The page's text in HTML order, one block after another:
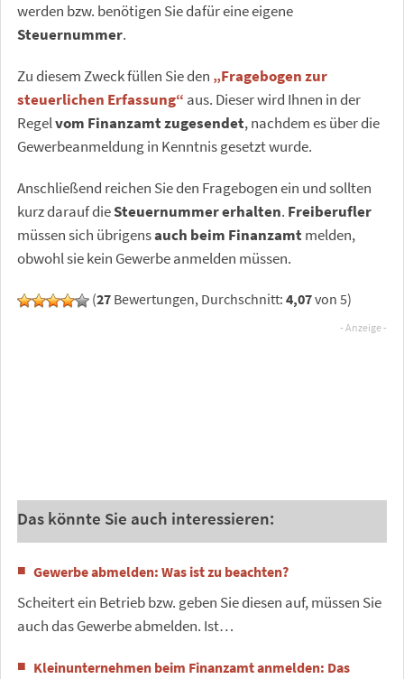
werden bzw. benötigen Sie dafür eine eigene
Steuernummer.
Zu diesem Zweck füllen Sie den „Fragebogen zur
steuerlichen Erfassung“ aus. Dieser wird Ihnen in der
Regelvom Finanzamt zugesendet, nachdem es über die
Gewerbeanmeldung in Kenntnis gesetzt wurde.
Anschließend reichen Sie den Fragebogen ein und sollten
kurz darauf dieSteuernummer erhalten. Freiberufler
müssen sich übrigensauch beim Finanzamt melden,
obwohl sie kein Gewerbe anmelden müssen.
(27 Bewertungen, Durchschnitt: 4,07von 5)
Das könnte Sie auch interessieren:
Gewerbe abmelden: Was ist zu beachten?
Scheitert ein Betrieb bzw. geben Sie diesen auf, müssen Sie
auch das Gewerbe abmelden. Ist…
Kleinunternehmen beim Finanzamt anmelden: Das